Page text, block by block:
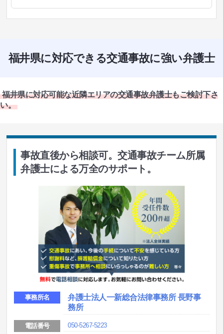
福井県に対応できる交通事故に強い弁護士
福井県に対応可能な近隣エリアの交通事故弁護士もご検討下さ
い。
事故直後から相談可。交通事故チーム所属
弁護士による万全のサポート。
事務所名
弁護士法人一新総合法律事務所 長野事
務所
電話番号 050-5267-5223